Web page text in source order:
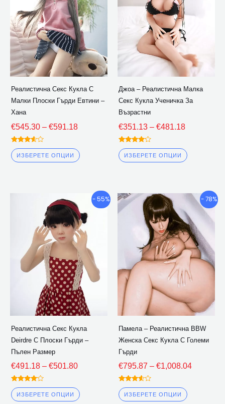
Реалистична Секс Кукла С
Малки Плоски Гърди Евтини –
Хана
€545.30 – €591.18
Оценено
3.50
извън 5
ИЗБЕРЕТЕ ОПЦИИ
варианти.
Опциите
могат
да
бъдат
на
Джоа – Реалистична Малка
Секс Кукла Ученичка За
Възрастни
€351.13 – €481.18
Оценено
4.00
извън 5
ИЗБЕРЕТЕ ОПЦИИ
варианти.
да
бъдат
на
- 55%
Реалистична Секс Кукла
Deirdre С Плоски Гърди –
Пълен Размер
€491.18 – €501.80
Ценови
диапазон:
€491.18
през
€501.80
Оценено
4.00
извън 5
ИЗБЕРЕТЕ ОПЦИИ
Този
продукт
има
множество
варианти.
Опциите
могат
да
бъдат
- 78%
Памела – Реалистична BBW
Женска Секс Кукла С Големи
Гърди
€795.87 – €1,008.04
Ценови
€795.87
през
Оценено
3.50
извън 5
ИЗБЕРЕТЕ ОПЦИИ
Този
продукт
има
множество
варианти.
Опциите
могат
да
бъдат
на
на